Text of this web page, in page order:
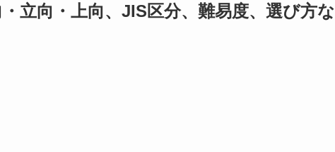
立向・上向、JIS区分、難易度、選び方な